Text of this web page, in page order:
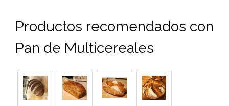
Productos recomendados con
Pan de Multicereales